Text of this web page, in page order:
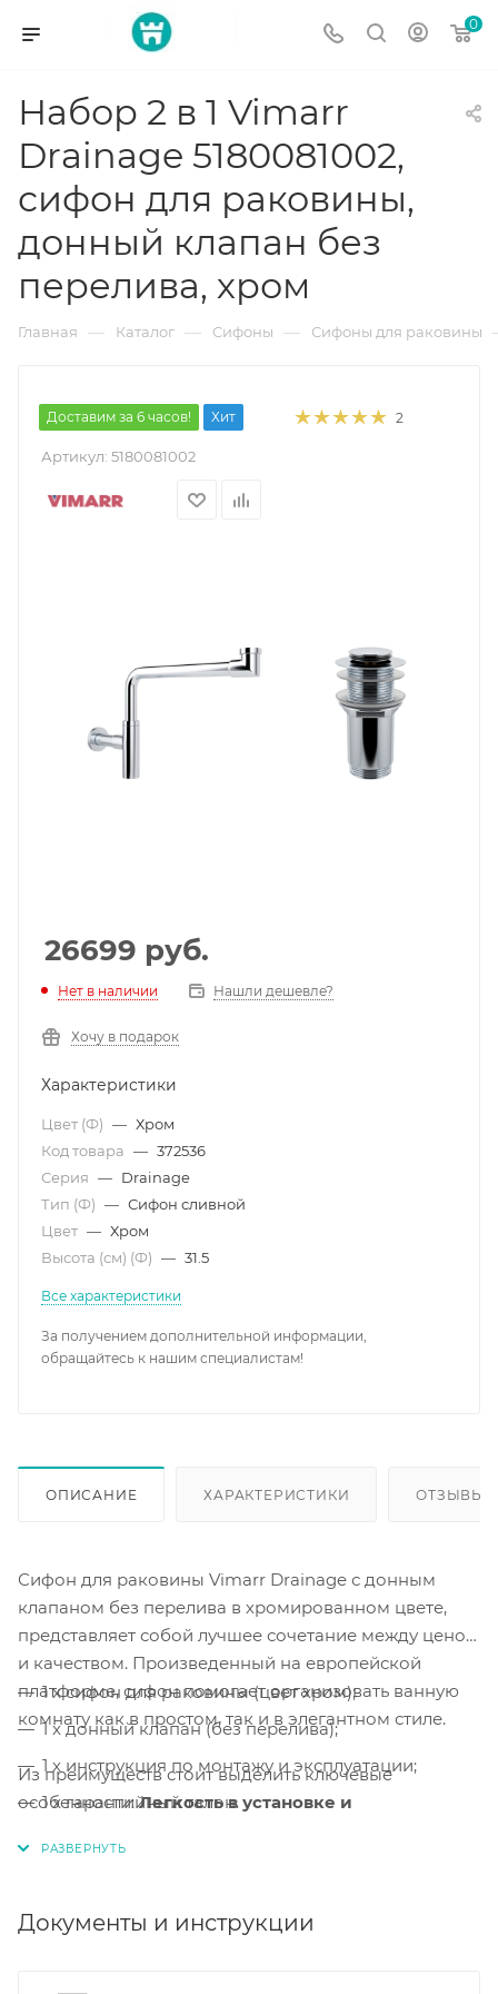
0
Набор 2 в 1 Vimarr
Drainage 5180081002,
сифон для раковины,
донный клапан без
перелива, хром
Главная — Каталог — Сифоны — Сифоны для раковины
Доставим за 6 часов! Хит 2
Артикул: 5180081002
26699 руб.
Нет в наличии Нашли дешевле?
Хочу в подарок
Характеристики
Цвет (Ф) — Хром
Код товара — 372536
Серия — Drainage
Тип (Ф) — Сифон сливной
Цвет — Хром
Высота (см) (Ф) — 31.5
Все характеристики
За получением дополнительной информации,
обращайтесь к нашим специалистам!
ОПИСАНИЕ ХАРАКТЕРИСТИКИ ОТЗЫВЫ
Сифон для раковины Vimarr Drainage с донным
клапаном без перелива в хромированном цвете,
представляет собой лучшее сочетание между ценой
и качеством. Произведенный на европейской
платформе, сифон помогает организовать ванную
комнату как в простом, так и в элегантном стиле.
Из преимуществ стоит выделить ключевые
особенности:Легкость в установке и
материалы.
Легкая сборка и монтаж. Сборка и монтаж
выполняется за несколько минут.
1 x сифон для раковины (цвет хром);
1 x донный клапан (без перелива);
1 x инструкция по монтажу и эксплуатации;
1 x гарантийный талон.
Документы и инструкции